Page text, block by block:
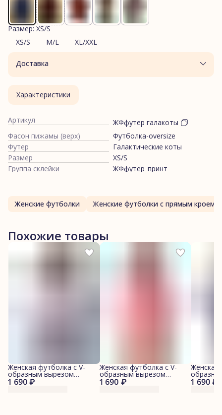
Размер: XS/S
XS/S
M/L XL/XXL
Доставка
Характеристики
Артикул
ЖФфутер галакоты
Фасон пижамы (верх)
Футболка-oversize
Футер
Галактические коты
Размер
XS/S
Группа склейки
ЖФфутер_принт
Женские футболки Женские футболки с прямым кроем
Похожие товары
1 690 ₽
Женская футболка с V-
образным вырезом
"Морские котики" 1 690 ₽
Женская футболка с V-
образным вырезом
"Леопарды" 1 690 ₽
Женская
"Джинса"